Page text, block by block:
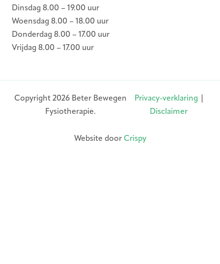
Dinsdag 8.00 – 19.00 uur
Woensdag 8.00 – 18.00 uur
Donderdag 8.00 – 17.00 uur
Vrijdag 8.00 – 17.00 uur
Copyright 2026 Beter Bewegen
Fysiotherapie.
Privacy-verklaring
Disclaimer
Website door Crispy